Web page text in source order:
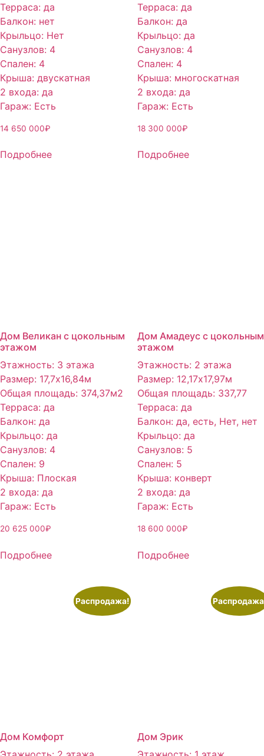
Терраса: да
Балкон: нет
Крыльцо: Нет
Санузлов: 4
Спален: 4
Крыша: двускатная
2 входа: да
Гараж: Есть
14 650 000₽
Подробнее
Терраса: да
Балкон: да
Крыльцо: да
Санузлов: 4
Спален: 4
Крыша: многоскатная
2 входа: да
Гараж: Есть
18 300 000₽
Подробнее
Дом Великан с цокольным
этажом
Этажность: 3 этажа
Размер: 17,7х16,84м
Общая площадь: 374,37м2
Терраса: да
Балкон: да
Крыльцо: да
Санузлов: 4
Спален: 9
Крыша: Плоская
2 входа: да
Гараж: Есть
20 625 000₽
Подробнее
Дом Амадеус с цокольным
этажом
Этажность: 2 этажа
Размер: 12,17х17,97м
Общая площадь: 337,77
Терраса: да
Балкон: да, есть, Нет, нет
Крыльцо: да
Санузлов: 5
Спален: 5
Крыша: конверт
2 входа: да
Гараж: Есть
18 600 000₽
Подробнее
Распродажа!
Дом Комфорт
Дом Эрик